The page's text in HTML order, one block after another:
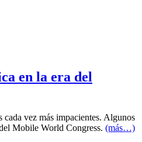
en la era del
cada vez más impacientes. Algunos
Mobile World Congress. (más…)